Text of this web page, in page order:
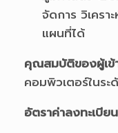
จัดการ วิเคร
แผนที่ได้
คุณสมบัติของผู้เข้
คอมพิวเตอร์ในร
อัตราค่าลงทะเบี